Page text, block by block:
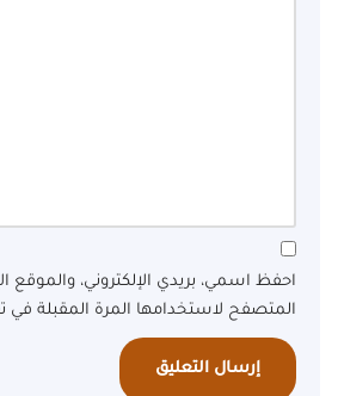
احفظ اسمي، بريدي الإلكتروني، والموقع
المتصفح لاستخدامها المرة المقبلة في